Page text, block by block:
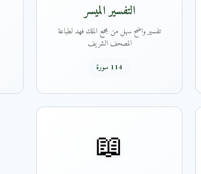
التفسير الميسر
تفسير واضح سهل من مجمع الملك فهد لطباعة
المصحف الشريف
114 سورة
📖